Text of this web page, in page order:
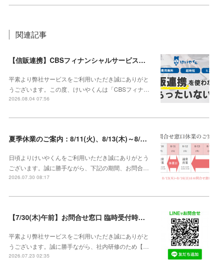
関連記事
【信販連携】CBSフィナンシャルサービス株式会社との連携を開始しました！
平素より弊社サービスをご利用いただき誠にありがと
うございます。この度、けいやくんは「CBSフィナ…
2026.08.04 07:56
夏季休業のご案内：8/11(火)、8/13(木)～8/16(日)【8/10、8/12は通常営業】
日頃よりけいやくんをご利用いただき誠にありがとう
ございます。誠に勝手ながら、下記の期間、お問合…
2026.07.30 08:17
【7/30(木)午前】お問合せ窓口 臨時受付時間変更のご案内【午前の受付9：30～10:59】
平素より弊社サービスをご利用いただき誠にありがと
うございます。誠に勝手ながら、社内研修のため【…
2026.07.23 02:35